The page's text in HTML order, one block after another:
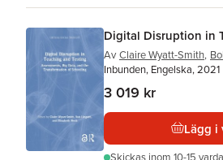
Digital Disruption in
Av Claire Wyatt-Smith,
Inbunden, Engelska, 2021
3 019 kr
Lägg i